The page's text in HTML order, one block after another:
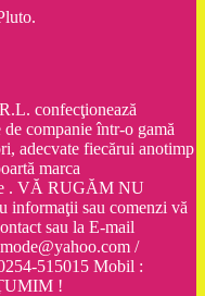
confecţionează
companie într-o gamă
adecvate fiecărui anotimp
marca
. VĂ RUGĂM NU
sau comenzi vă
sau la E-mail
/
515015 Mobil :
!